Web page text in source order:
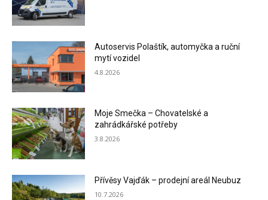
Autoservis Polaštík, automyčka a ruční
mytí vozidel
4.8.2026
Moje Smečka – Chovatelské a
zahrádkářské potřeby
3.8.2026
Přívěsy Vajďák – prodejní areál Neubuz
10.7.2026